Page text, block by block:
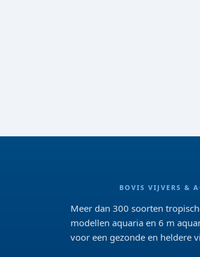
BOVIS VIJVERS &
Meer dan 300 soorten
modellen aquaria en 6 m
voor een gezonde en heldere